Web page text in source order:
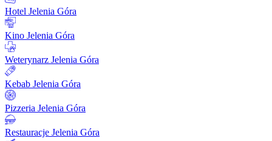
Hotel Jelenia Góra
Kino Jelenia Góra
Weterynarz Jelenia Góra
Kebab Jelenia Góra
Pizzeria Jelenia Góra
Restauracje Jelenia Góra